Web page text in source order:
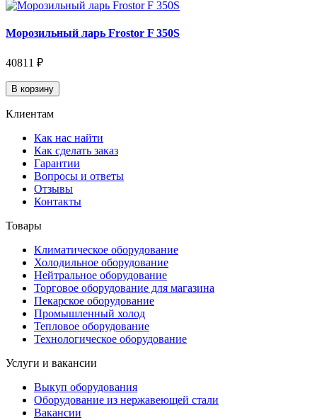
Морозильный ларь Frostor F 350S
40811 ₽
В корзину
Клиентам
Как нас найти
Как сделать заказ
Гарантии
Вопросы и ответы
Отзывы
Контакты
Товары
Климатическое оборудование
Холодильное оборудование
Нейтральное оборудование
Торговое оборудование для магазина
Пекарское оборудование
Промышленный холод
Тепловое оборудование
Технологическое оборудование
Услуги и вакансии
Выкуп оборудования
Оборудование из нержавеющей стали
Вакансии